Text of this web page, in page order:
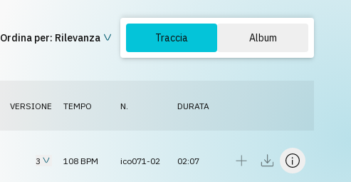
Ordina per: Rilevanza Traccia Album
VERSIONE TEMPO N. DURATA
3 108 BPM ico071-02 02:07